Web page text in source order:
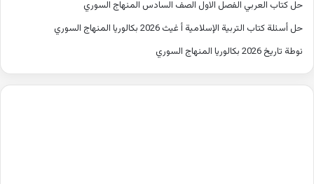
حل كتاب العربي الفصل الاول الصف السادس المنهاج السوري
حل أسئلة كتاب التربية الإسلامية أ غيث 2026 بكالوريا المنهاج السوري
نوطة تاريخ 2026 بكالوريا المنهاج السوري